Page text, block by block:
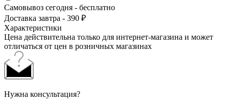
Самовывоз сегодня - бесплатно
Доставка завтра - 390 ₽
Характеристики
Цена действительна только для интернет-магазина и может
отличаться от цен в розничных магазинах
Нужна консультация?